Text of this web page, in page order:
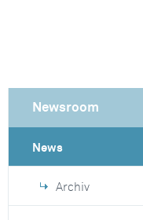
Newsroom
News
Archiv